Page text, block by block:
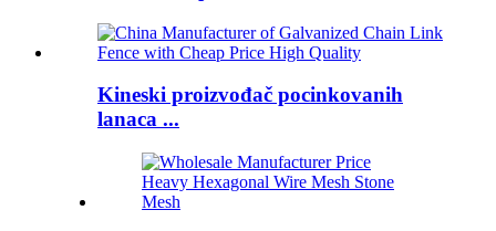
Kineski proizvođač pocinkovanih
lanaca ...